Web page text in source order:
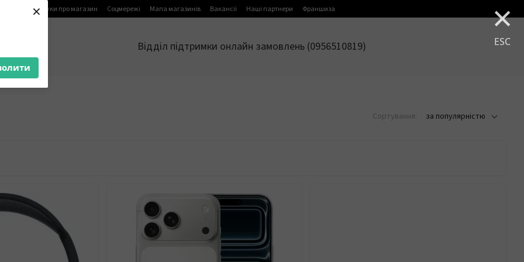
× ×
ESC
Відгуки про магазин Соцмережі Мапа магазинів Вакансії Наші партнери Франшиза
Відділ підтримки онлайн замовлень (0956510819)
Сортування: за популярністю